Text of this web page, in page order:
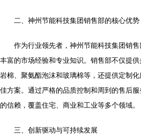
二、神州节能科技集团销售部的核心优势
作为行业领先者，神州节能科技集团销
丰富的市场经验和专业知识。销售部不仅提
岩棉、聚氨酯泡沫和玻璃棉等，还提供定制
佳方案。通过严格的品质控制和周到的售后
的信赖，覆盖住宅、商业和工业等多个领域。
三、创新驱动与可持续发展